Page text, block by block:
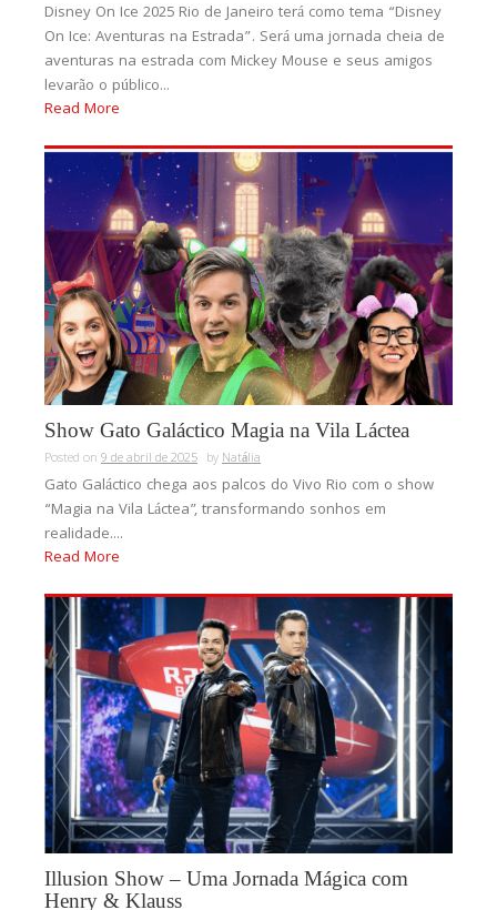
Disney On Ice 2025 Rio de Janeiro terá como tema “Disney
On Ice: Aventuras na Estrada”. Será uma jornada cheia de
aventuras na estrada com Mickey Mouse e seus amigos
levarão o público...
Read More
Show Gato Galáctico Magia na Vila Láctea
Posted on 9 de abril de 2025 byNatália
Gato Galáctico chega aos palcos do Vivo Rio com o show
“Magia na Vila Láctea”, transformando sonhos em
realidade....
Read More
Illusion Show – Uma Jornada Mágica com
Henry & Klauss